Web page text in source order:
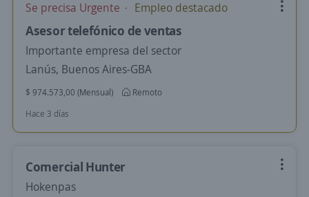
Se precisa Urgente Empleo destacado
Asesor telefónico de ventas
Importante empresa del sector
Lanús, Buenos Aires-GBA
$ 974.573,00 (Mensual)
Remoto
Hace 3 días
Comercial Hunter
Hokenpas